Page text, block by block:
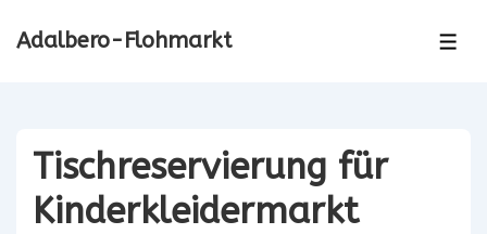
ZumAdalbero-Flohmarkt
Tischreservierung für
Kinderkleidermarkt